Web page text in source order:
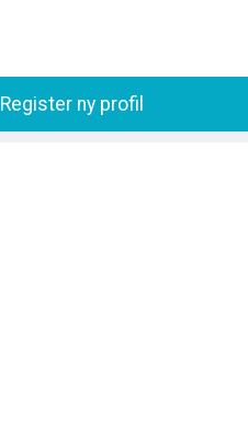
Register ny profil